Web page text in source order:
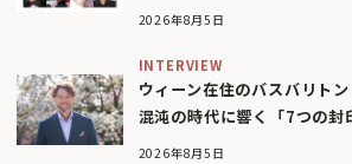
2026年8月5日
INTERVIEW
ウィーン在住のバスバリト
混沌の時代に響く「7つの封
2026年8月5日